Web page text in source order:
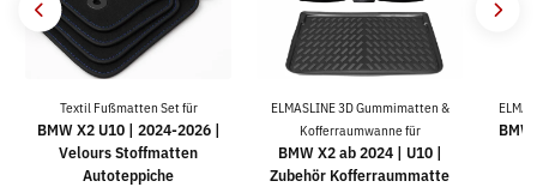
Textil Fußmatten Set für
BMW X2 U10 | 2024-2026 |
Velours Stoffmatten
Autoteppiche
ELMASLINE 3D Gummimatten &
Kofferraumwanne für
BMW X2 ab 2024 | U10 |
Zubehör Kofferraummatte